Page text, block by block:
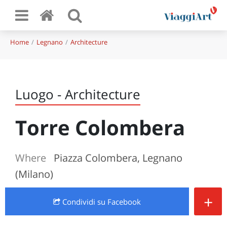
Home Legnano Architecture
Luogo - Architecture
Torre Colombera
Where
Piazza Colombera, Legnano
(Milano)
Condividi su Facebook +